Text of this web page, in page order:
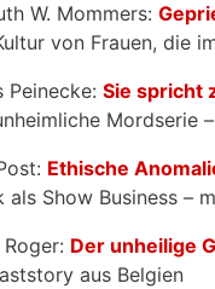
W. Mommers:
von Frauen, die
Peinecke: Sie spricht
Mordserie
Ethische
als Show Business –
Der unheilige
aus Belgien